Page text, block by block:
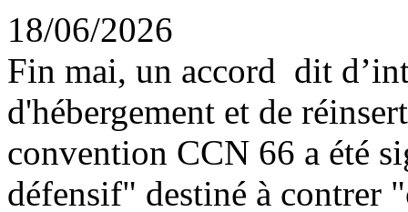
18/06/2026
Fin mai, un accord dit
d'hébergement et de
convention CCN 66 a été
défensif" destiné à contrer